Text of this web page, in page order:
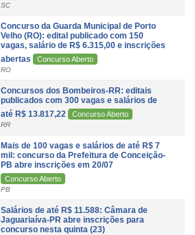
SC
Concurso da Guarda Municipal de Porto
Velho (RO): edital publicado com 150
vagas, salário de R$ 6.315,00 e inscrições
abertas
Concurso Aberto
RO
Concursos dos Bombeiros-RR: editais
publicados com 300 vagas e salários de
até R$ 13.817,22
Concurso Aberto
RR
Mais de 100 vagas e salários de até R$ 7
mil: concurso da Prefeitura de Conceição-
PB abre inscrições em 20/07
Concurso Aberto
PB
Salários de até R$ 11.588: Câmara de
Jaguariaíva-PR abre inscrições para
concurso nesta quinta (23)